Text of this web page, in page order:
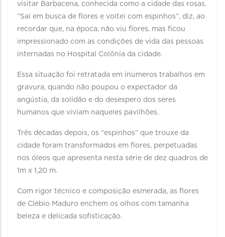
visitar Barbacena, conhecida como a cidade das rosas.
“Saí em busca de flores e voltei com espinhos”, diz, ao
recordar que, na época, não viu flores, mas ficou
impressionado com as condições de vida das pessoas
internadas no Hospital Colônia da cidade.
Essa situação foi retratada em inúmeros trabalhos em
gravura, quando não poupou o expectador da
angústia, da solidão e do desespero dos seres
humanos que viviam naqueles pavilhões.
Três décadas depois, os “espinhos” que trouxe da
cidade foram transformados em flores, perpetuadas
nos óleos que apresenta nesta série de dez quadros de
1m x 1,20 m.
Com rigor técnico e composição esmerada, as flores
de Clébio Maduro enchem os olhos com tamanha
beleza e delicada sofisticação.